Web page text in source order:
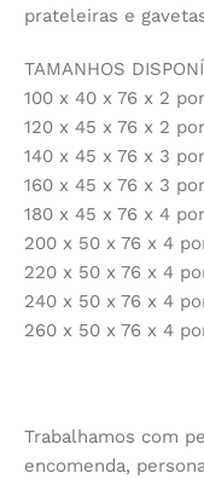
prateleiras e
TAMANHOS
100 x 40 x 76 x 2
120 x 45 x 76 x 2
140 x 45 x 76 x 3
160 x 45 x 76 x 3
180 x 45 x 76 x 4
200 x 50 x 76 x 4
220 x 50 x 76 x 4
240 x 50 x 76 x 4
260 x 50 x 76 x 4
Trabalhamos com
encomenda,